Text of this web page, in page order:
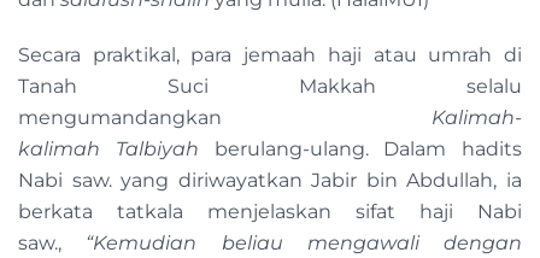
Secara praktikal, para jemaah haji atau umrah di
Tanah Suci Makkah selalu
mengumandangkan Kalimah-
kalimah Talbiyah berulang-ulang. Dalam hadits
Nabi saw. yang diriwayatkan Jabir bin Abdullah, ia
berkata tatkala menjelaskan sifat haji Nabi
saw., “Kemudian beliau mengawali dengan